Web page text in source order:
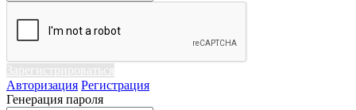
Зарегистрироваться
Авторизация Регистрация
Генерация пароля